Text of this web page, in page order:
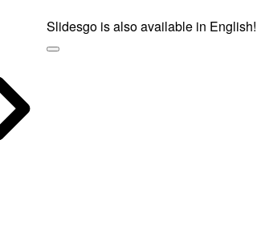
Slidesgo is also available in English!